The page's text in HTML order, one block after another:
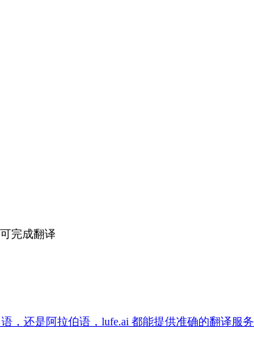
完成翻译
，还是阿拉伯语，lufe.ai 都能提供准确的翻译服务